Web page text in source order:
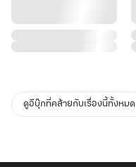
ดูอีบุ๊กที่คล้ายกับเรื่องนี้ทั้งหมด